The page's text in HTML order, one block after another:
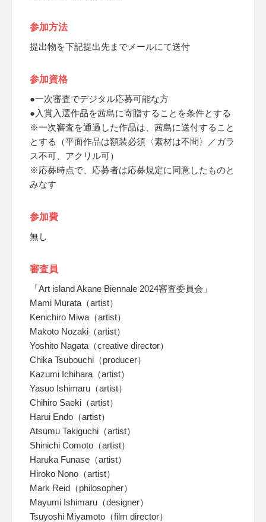
参加方法
提出物を下記提出先までメールにて送付
参加資格
●一次審査でデジタル応募可能な方
●入賞入選作品を茜島に寄贈することを条件とする
※一次審査を通過した作品は、茜島に送付すること
とする（平面作品は額装必須〈素材は不問〉／ガラ
ス不可、アクリル可）
※応募時点で、応募者は応募規定に同意したものと
みなす
参加費
無し
審査員
「Art island Akane Biennale 2024審査委員会」
Mami Murata（artist）
Kenichiro Miwa（artist）
Makoto Nozaki（artist）
Yoshito Nagata（creative director）
Chika Tsubouchi（producer）
Kazumi Ichihara（artist）
Yasuo Ishimaru（artist）
Chihiro Saeki（artist）
Harui Endo（artist）
Atsumu Takiguchi（artist）
Shinichi Comoto（artist）
Haruka Funase（artist）
Hiroko Nono（artist）
Mark Reid（philosopher）
Mayumi Ishimaru（designer）
Tsuyoshi Miyamoto（film director）